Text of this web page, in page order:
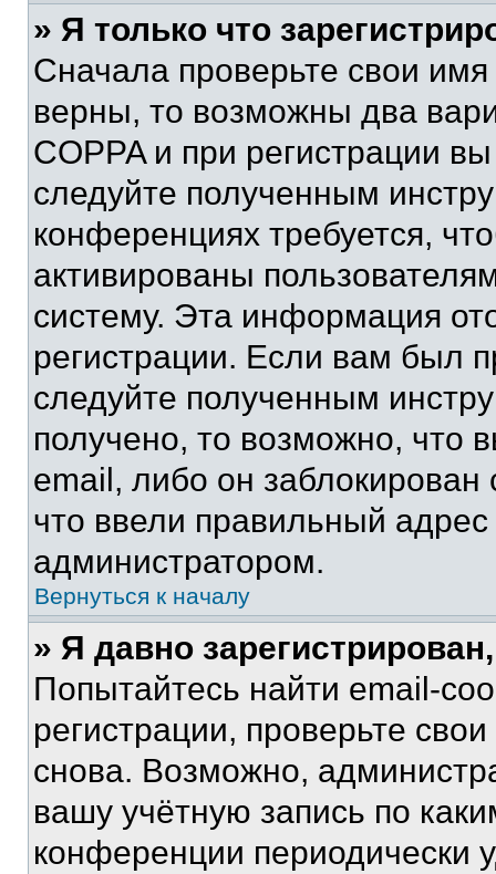
» Я только что
Сначала проверьте свои
верны, то возможны два
COPPA и при регистрации
следуйте полученным
конференциях требуется,
активированы
систему. Эта информация
регистрации. Если вам был
следуйте полученным
получено, то возможно, что
email, либо он
что ввели правильный адрес
администратором.
Вернуться к началу
» Я давно
Попытайтесь найти email-
регистрации, проверьте
снова. Возможно,
вашу учётную запись по
конференции периодически